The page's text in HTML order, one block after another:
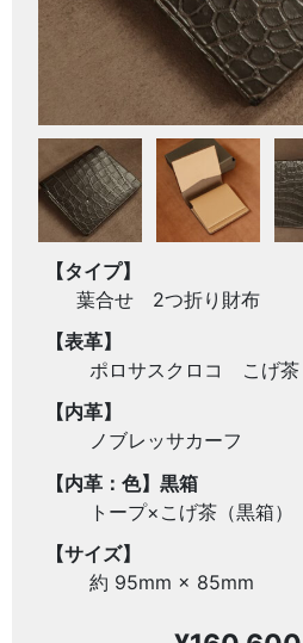
【タイプ】
葉合せ 2つ折り財布
【表革】
ポロサスクロコ こげ茶
【内革】
ノブレッサカーフ
【内革：色】黒箱
トープ×こげ茶（黒箱）
【サイズ】
約 95mm × 85mm